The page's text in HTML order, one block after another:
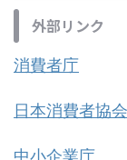
外部リンク
消費者庁
日本消費者協会
中小企業庁